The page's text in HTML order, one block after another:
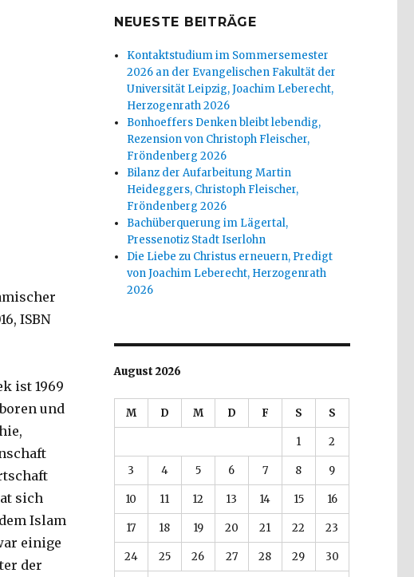
ISBN
ist 1969
und
sich
Islam
einige
der
NEUESTE BEITRÄGE
Kontaktstudium im Sommersemester
2026 an der Evangelischen Fakultät der
Universität Leipzig, Joachim Leberecht,
Herzogenrath 2026
Bonhoeffers Denken bleibt lebendig,
Rezension von Christoph Fleischer,
Fröndenberg 2026
Bilanz der Aufarbeitung Martin
Heideggers, Christoph Fleischer,
Fröndenberg 2026
Bachüberquerung im Lägertal,
Pressenotiz Stadt Iserlohn
Die Liebe zu Christus erneuern, Predigt
von Joachim Leberecht, Herzogenrath
2026
August 2026
M D M D F S S
1 2
3 4 5 6 7 8 9
10 11 12 13 14 15 16
17 18 19 20 21 22 23
24 25 26 27 28 29 30